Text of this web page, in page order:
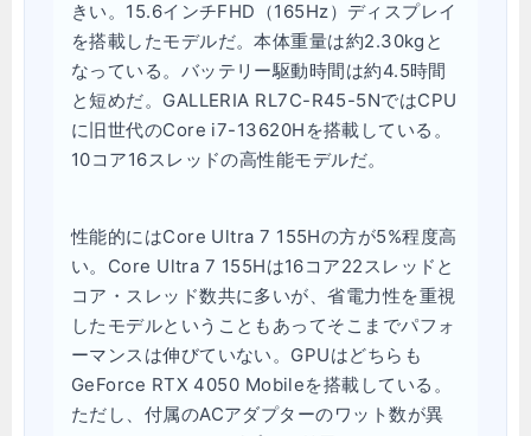
きい。15.6インチFHD（165Hz）ディスプレイ
を搭載したモデルだ。本体重量は約2.30kgと
なっている。バッテリー駆動時間は約4.5時間
と短めだ。GALLERIA RL7C-R45-5NではCPU
に旧世代のCore i7-13620Hを搭載している。
10コア16スレッドの高性能モデルだ。
性能的にはCore Ultra 7 155Hの方が5%程度高
い。Core Ultra 7 155Hは16コア22スレッドと
コア・スレッド数共に多いが、省電力性を重視
したモデルということもあってそこまでパフォ
ーマンスは伸びていない。GPUはどちらも
GeForce RTX 4050 Mobileを搭載している。
ただし、付属のACアダプターのワット数が異